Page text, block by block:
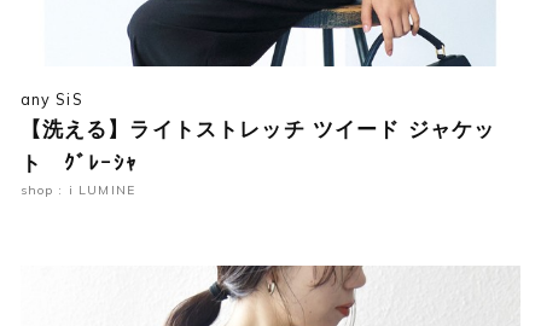
any SiS
【洗える】ライトストレッチ ツイード ジャケッ
ト ｸﾞﾚｰｼｬ
shop : i LUMINE